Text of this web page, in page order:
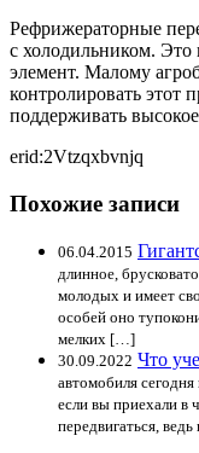
Рефрижераторные
с холодильником. Это
элемент. Малому
контролировать этот
поддерживать
erid:2Vtzqxbvnjq
Похожие записи
06.04.2015
длинное,
молодых и имеет
особей оно
мелких […]
30.09.2022 Что
автомобиля
если вы приехали в
передвигаться,